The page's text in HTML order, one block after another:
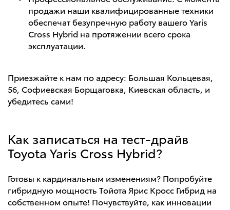
продажи наши квалифицированные техники
обеспечат безупречную работу вашего Yaris
Cross Hybrid на протяжении всего срока
эксплуатации.
Приезжайте к нам по адресу: Большая Кольцевая,
56, Софиевская Борщаговка, Киевская область, и
убедитесь сами!
Как записаться на тест-драйв
Toyota Yaris Cross Hybrid?
Готовы к кардинальным изменениям? Попробуйте
гибридную мощность Тойота Ярис Кросс Гибрид на
собственном опыте! Почувствуйте, как инновации